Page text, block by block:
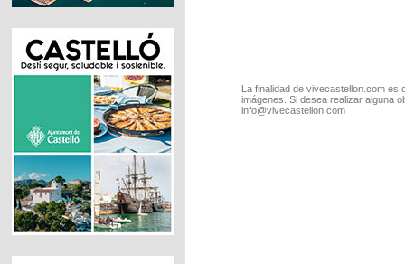
La finalidad de vivecastellon.com
imágenes. Si desea realizar alguna
info@vivecastellon.com